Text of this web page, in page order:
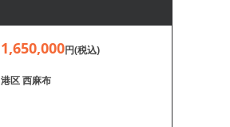
1,650,000円(税込)
港区西麻布